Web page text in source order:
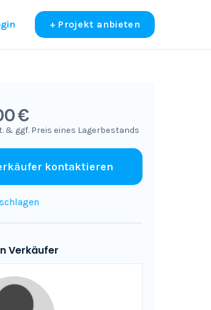
+ Projekt anbieten
€
& ggf. Preis eines Lagerbestands
kontaktieren
Verkäufer